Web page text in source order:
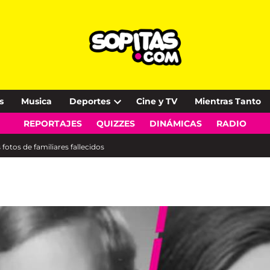
Musica Deportes
Open
dropdown
Cine y TV Mientras Tanto
REPORTAJES QUIZZES DINÁMICAS RADIO
fotos de familiares fallecidos